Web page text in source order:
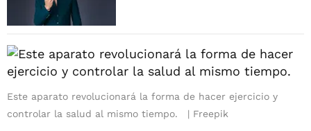
Este aparato revolucionará la forma de hacer ejercicio y
controlar la salud al mismo tiempo.
Freepik